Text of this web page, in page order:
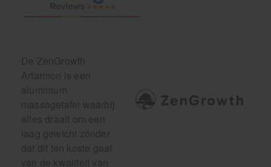
De ZenGrowth
Artarmon is een
aluminium
massagetafel waarbij
alles draait om een
laag gewicht zónder
dat dit ten koste gaat
van de kwaliteit van